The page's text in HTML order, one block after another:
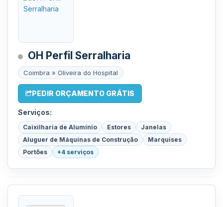
OH Perfil Serralharia
Coimbra » Oliveira do Hospital
PEDIR ORÇAMENTO GRÁTIS
Serviços:
Caixilharia de Alumínio Estores
Janelas
Aluguer de Máquinas de Construção
Marquises
Portões
+4 serviços